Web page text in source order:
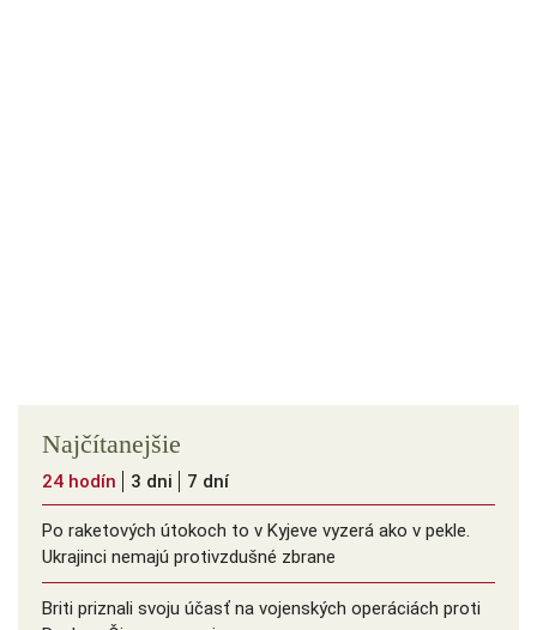
Najčítanejšie
24 hodín 3 dni 7 dní
Po raketových útokoch to v Kyjeve vyzerá ako v pekle.
Ukrajinci nemajú protivzdušné zbrane
Briti priznali svoju účasť na vojenských operáciách proti